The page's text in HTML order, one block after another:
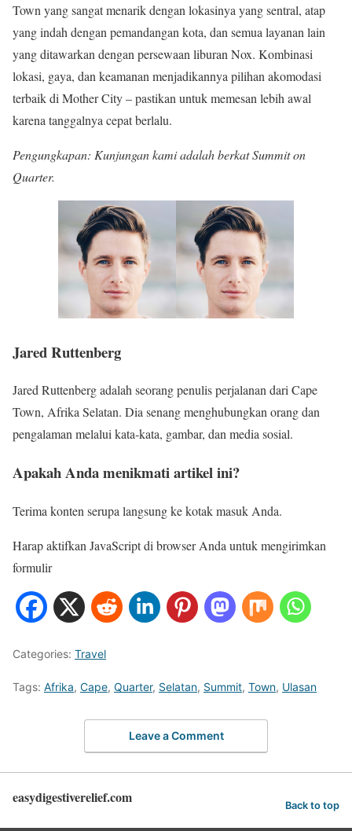
Town yang sangat menarik dengan lokasinya yang sentral, atap
yang indah dengan pemandangan kota, dan semua layanan lain
yang ditawarkan dengan persewaan liburan Nox. Kombinasi
lokasi, gaya, dan keamanan menjadikannya pilihan akomodasi
terbaik di Mother City – pastikan untuk memesan lebih awal
karena tanggalnya cepat berlalu.
Pengungkapan: Kunjungan kami adalah berkat Summit on
Quarter.
Jared Ruttenberg
Jared Ruttenberg adalah seorang penulis perjalanan dari Cape
Town, Afrika Selatan. Dia senang menghubungkan orang dan
pengalaman melalui kata-kata, gambar, dan media sosial.
Apakah Anda menikmati artikel ini?
Terima konten serupa langsung ke kotak masuk Anda.
Harap aktifkan JavaScript di browser Anda untuk mengirimkan
formulir
Categories: Travel
Tags: Afrika, Cape, Quarter, Selatan, Summit, Town, Ulasan
Leave a Comment
easydigestiverelief.com Back to top